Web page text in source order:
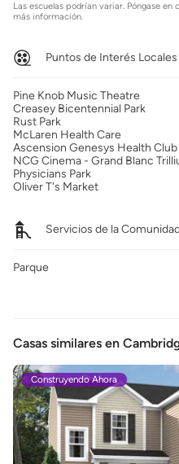
Las escuelas podrían variar. Póngase
más información.
Puntos de Interés Locales
Pine Knob Music Theatre
Creasey Bicentennial Park
Rust Park
McLaren Health Care
Ascension Genesys Health Club
NCG Cinema - Grand Blanc
Physicians Park
Oliver T's Market
Servicios de la
Parque
Casas similares en
Construyendo Ahora